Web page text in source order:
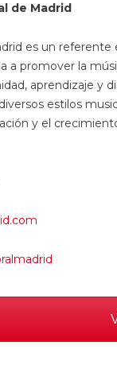
de Madrid
es un
a promover la
aprendizaje y
estilos
y el